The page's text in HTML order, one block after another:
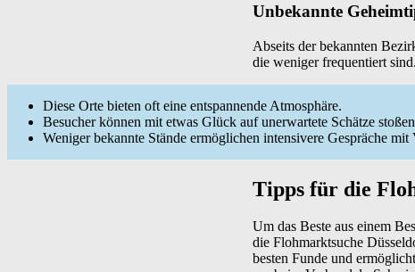
Unbekannte
Abseits der bekannten
die weniger frequentiert sind.
Diese Orte bieten oft eine entspannende Atmosphäre.
Besucher können mit etwas Glück auf unerwartete Schätze
Weniger bekannte Stände ermöglichen intensivere Gespräche mit
Tipps für die
Um das Beste aus einem
die Flohmarktsuche
besten Funde und